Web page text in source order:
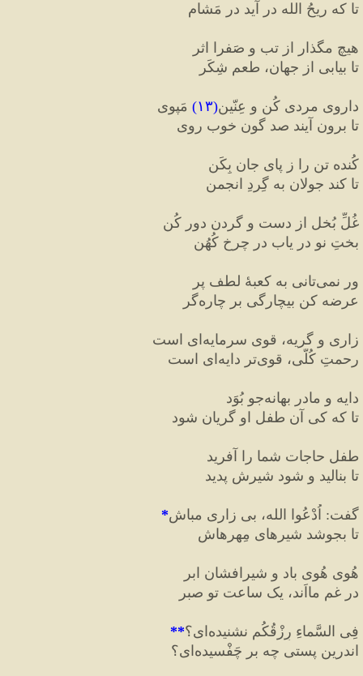
تا که ریحُ الله در آید در مَشام
هیچ مگذار از تب و صَفرا اثر
تا بیابی از جهان، طعمِ شِکَر
داروی مردی کُن و عِنّین(۱۳) مَپوی
تا برون آیند صد گون خوب روی
کُنده تن را ز پای جان بِکَن
تا کند جولان به گِردِ انجمن
غُلِّ بُخل از دست و گردن دور کُن
بختِ نو در یاب در چرخِ کُهُن
ور نمیتانی به کعبهٔ لطف پر
عرضه کن بیچارگی بر چارهگر
زاری و گریه، قوی سرمایهای است
رحمتِ کُلّی، قویتر دایهای است
دایه و مادر بهانهجو بُوَد
تا که کی آن طفل او گریان شود
طفل حاجات شما را آفرید
تا بنالید و شود شیرش پدید
گفت: اُدْعُوا الله، بی زاری مباش*
تا بجوشد شیرهای مِهرهاش
هُوی هُوی باد و شیرافشان ابر
در غمِ مااَند، یک ساعت تو صبر
فِی السَّماءِ رِزْقُکُم نشنیدهای؟**
اندرین پستی چه بر چَفْسیدهای؟